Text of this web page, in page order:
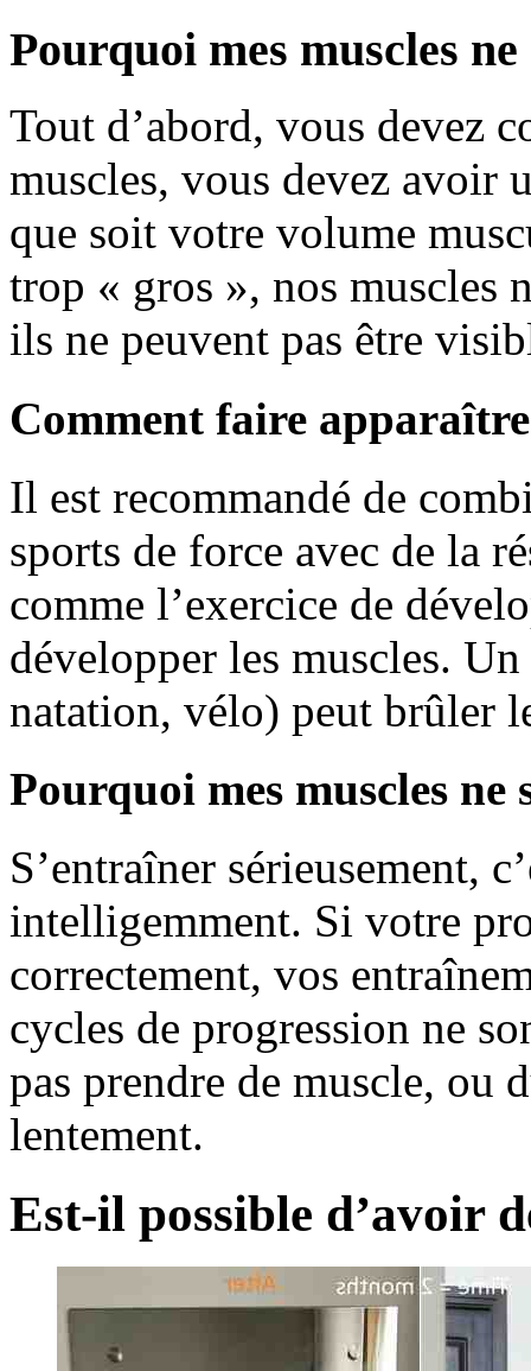
Pourquoi mes muscles ne
Tout d’abord, vous devez
muscles, vous devez avoir
que soit votre volume
trop « gros », nos muscles
ils ne peuvent pas être
Comment faire apparaître
Il est recommandé de
sports de force avec de la
comme l’exercice de
développer les muscles.
natation, vélo) peut brûler
Pourquoi mes muscles ne
S’entraîner sérieusement,
intelligemment. Si votre
correctement, vos
cycles de progression ne
pas prendre de muscle, ou
lentement.
Est-il possible d’avoir